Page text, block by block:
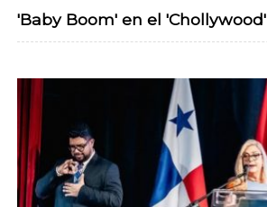
'Baby Boom' en el 'Chollywood'